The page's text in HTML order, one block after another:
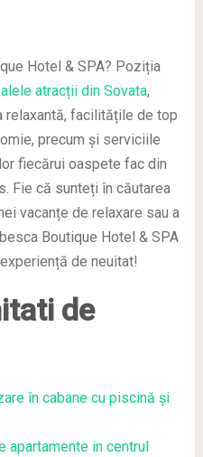
Hotel & SPA? Poziția
atracții din Sovata,
facilitățile de top
precum și serviciile
fiecărui oaspete fac din
Fie că sunteți în căutarea
vacanțe de relaxare sau a
Boutique Hotel & SPA
de neuitat!
de
în cabane cu piscină și
apartamente in centrul